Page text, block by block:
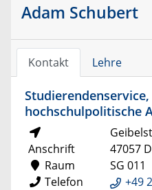
Adam Schubert
Kontakt Lehre
hochschulpolitische
Anschrift
47057
Raum
SG 011
Telefon
+49